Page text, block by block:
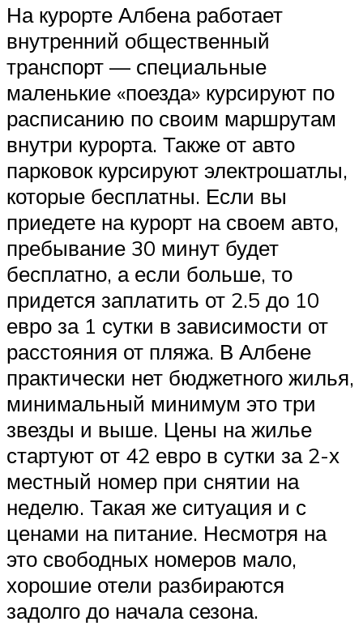
На курорте Албена работает
внутренний общественный
транспорт — специальные
маленькие «поезда» курсируют по
расписанию по своим маршрутам
внутри курорта. Также от авто
парковок курсируют электрошатлы,
которые бесплатны. Если вы
приедете на курорт на своем авто,
пребывание 30 минут будет
бесплатно, а если больше, то
придется заплатить от 2.5 до 10
евро за 1 сутки в зависимости от
расстояния от пляжа. В Албене
практически нет бюджетного жилья,
минимальный минимум это три
звезды и выше. Цены на жилье
стартуют от 42 евро в сутки за 2-х
местный номер при снятии на
неделю. Такая же ситуация и с
ценами на питание. Несмотря на
это свободных номеров мало,
хорошие отели разбираются
задолго до начала сезона.